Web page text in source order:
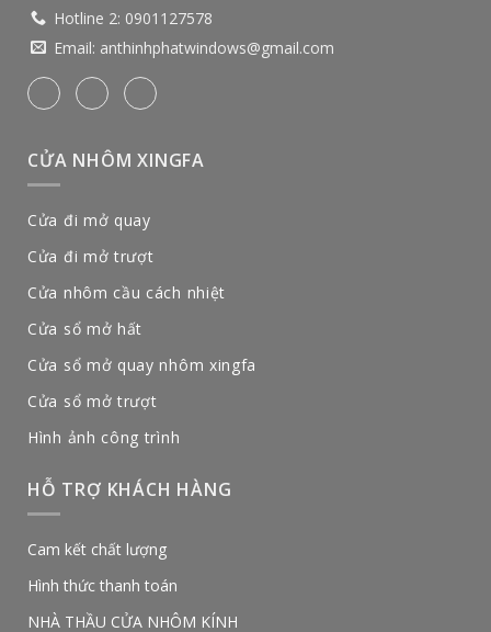
Hotline 2: 0901127578
Email: anthinhphatwindows@gmail.com
CỬA NHÔM XINGFA
Cửa đi mở quay
Cửa đi mở trượt
Cửa nhôm cầu cách nhiệt
Cửa sổ mở hất
Cửa sổ mở quay nhôm xingfa
Cửa sổ mở trượt
Hình ảnh công trình
HỖ TRỢ KHÁCH HÀNG
Cam kết chất lượng
Hình thức thanh toán
NHÀ THẦU CỬA NHÔM KÍNH